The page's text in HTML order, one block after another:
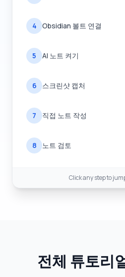
4 Obsidian 볼트 연결
5 AI 노트 켜기
6 스크린샷 캡처
7 직접 노트 작성
8 노트 검토
Click any step to
전체 튜토리